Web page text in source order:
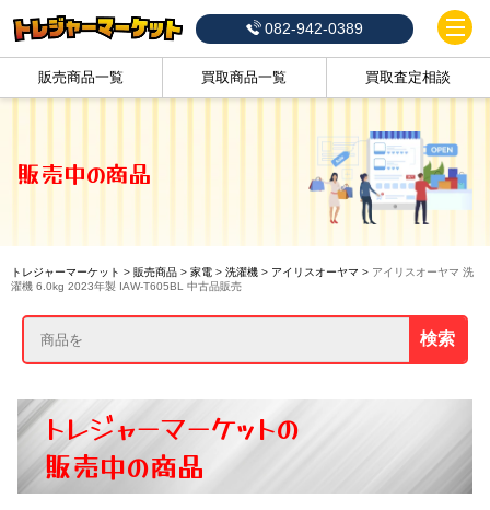
082-942-0389
販売商品一覧 買取商品一覧 買取査定相談
販売中の商品
トレジャーマーケット > 販売商品> 家電> 洗濯機> アイリスオーヤマ > アイリスオーヤマ 洗
濯機 6.0kg 2023年製 IAW-T605BL 中古品販売
検索
トレジャーマーケットの
販売中の商品